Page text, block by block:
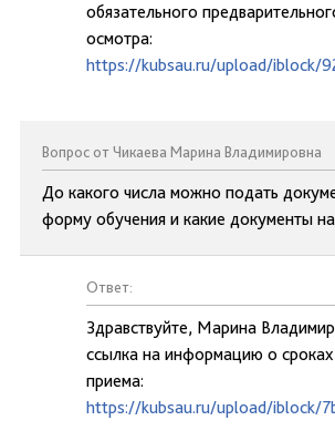
обязательного
осмотра:
https://kubsau.ru/upload/iblock/
Вопрос от Чикаева Марина Владимировна
До какого числа можно подать
форму обучения и какие документы
Ответ:
Здравствуйте, Марина
ссылка на информацию о
приема:
https://kubsau.ru/upload/iblock/